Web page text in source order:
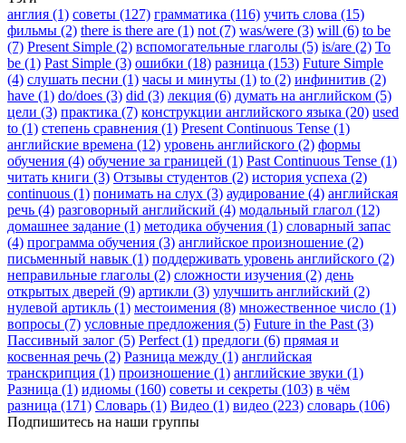
англия (1) советы (127) грамматика (116) учить слова (15)
фильмы (2) there is there are (1) not (7) was/were (3) will (6) to be
(7) Present Simple (2) вспомогательные глаголы (5) is/are (2) To
be (1) Past Simple (3) ошибки (18) разница (153) Future Simple
(4) слушать песни (1) часы и минуты (1) to (2) инфинитив (2)
have (1) do/does (3) did (3) лекция (6) думать на английском (5)
цели (3) практика (7) конструкции английского языка (20) used
to (1) степень сравнения (1) Present Continuous Tense (1)
английские времена (12) уровень английского (2) формы
обучения (4) обучение за границей (1) Past Continuous Tense (1)
читать книги (3) Отзывы студентов (2) история успеха (2)
continuous (1) понимать на слух (3) аудирование (4) английская
речь (4) разговорный английский (4) модальный глагол (12)
домашнее задание (1) методика обучения (1) словарный запас
(4) программа обучения (3) английское произношение (2)
письменный навык (1) поддерживать уровень английского (2)
неправильные глаголы (2) сложности изучения (2) день
открытых дверей (9) артикли (3) улучшить английский (2)
нулевой артикль (1) местоимения (8) множественное число (1)
вопросы (7) условные предложения (5) Future in the Past (3)
Пассивный залог (5) Perfect (1) предлоги (6) прямая и
косвенная речь (2) Разница между (1) английская
транскрипция (1) произношение (1) английские звуки (1)
Разница (1) идиомы (160) советы и секреты (103) в чём
разница (171) Словарь (1) Видео (1) видео (223) словарь (106)
Подпишитесь на наши группы